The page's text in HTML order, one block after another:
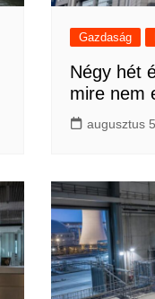
Gazdaság
Négy hét
mire nem
augusztus